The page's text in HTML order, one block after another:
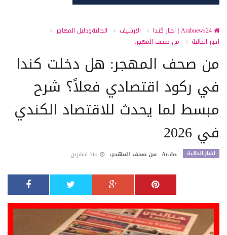
الارشيف
الجاليةودليل المهاجر
اخبار الجالية
من صحف المهجر:
من صحف المهجر: هل دخلت كندا
في ركود اقتصادي فعلاً؟ شرح
مبسط لما يحدث للاقتصاد الكندي
في 2026
اخبار الجالية Arabz من صحف المهجر: منذ شهرين